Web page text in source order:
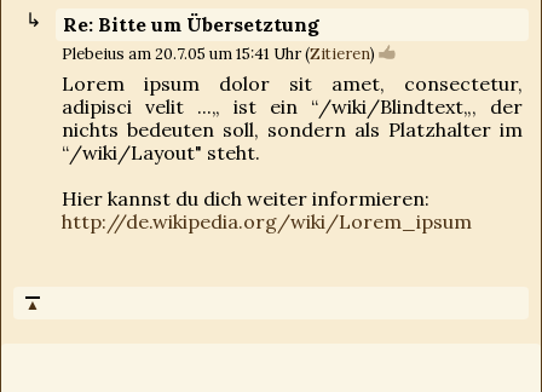
Re: Bitte um Übersetztung
Plebeius am 20.7.05 um 15:41 Uhr (Zitieren)
Lorem ipsum dolor sit amet, consectetur,
adipisci velit ...„ ist ein “/wiki/Blindtext„, der
nichts bedeuten soll, sondern als Platzhalter im
“/wiki/Layout" steht.
Hier kannst du dich weiter informieren:
http://de.wikipedia.org/wiki/Lorem_ipsum
▲